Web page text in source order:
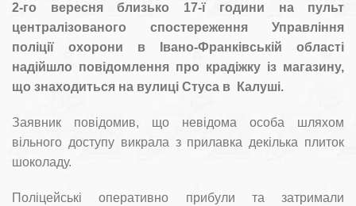
2-го вересня близько 17-ї години на пульт
централізованого спостереження Управління
поліції охорони в Івано-Франківській області
надійшло повідомлення про крадіжку із магазину,
що знаходиться на вулиці Стуса в Калуші.
Заявник повідомив, що невідома особа шляхом
вільного доступу викрала з прилавка декілька плиток
шоколаду.
Поліцейські оперативно прибули та затримали